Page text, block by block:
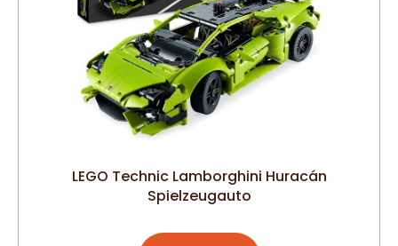
LEGO Technic Lamborghini Huracán
Spielzeugauto